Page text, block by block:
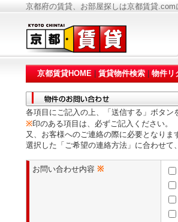
京都府の賃貸、お部屋探しは京都賃貸
京都賃貸HOME
賃貸物件検索 物件リ
各項目にご記入の上、「送信する」ボタン
※印のある項目は、必ずご記入ください。
又、お客様へのご連絡の際に必要となりま
選択した「ご希望の連絡方法」に合わせて
お問い合わせ内容 ※